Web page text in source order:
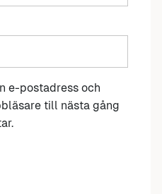
e-postadress och
till nästa gång